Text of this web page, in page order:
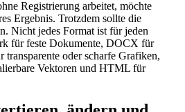
Registrierung arbeitet, möchte
Ergebnis. Trotzdem sollte die
Nicht jedes Format ist für jeden
für feste Dokumente, DOCX für
transparente oder scharfe Grafiken,
Vektoren und HTML für